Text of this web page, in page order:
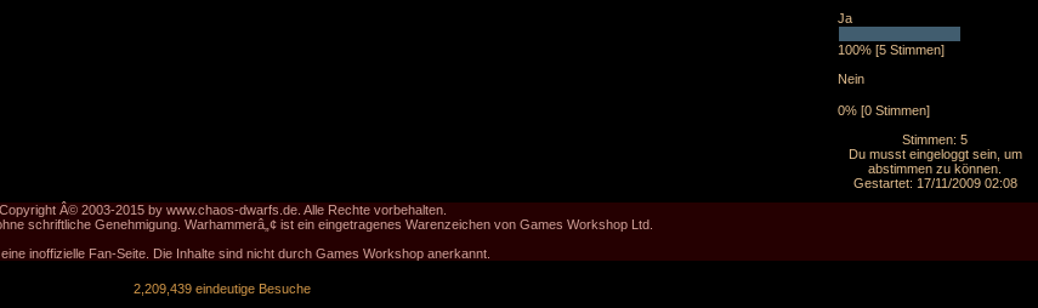
Ja
100% [5 Stimmen]
Nein
0% [0 Stimmen]
Stimmen: 5
Du musst eingeloggt sein, um
abstimmen zu können.
Gestartet: 17/11/2009 02:08
Copyright Â© 2003-2015 by www.chaos-dwarfs.de. Alle Rechte vorbehalten.
schriftliche Genehmigung. Warhammerâ„¢ ist ein eingetragenes Warenzeichen von Games Workshop Ltd.
inoffizielle Fan-Seite. Die Inhalte sind nicht durch Games Workshop anerkannt.
2,209,439 eindeutige Besuche